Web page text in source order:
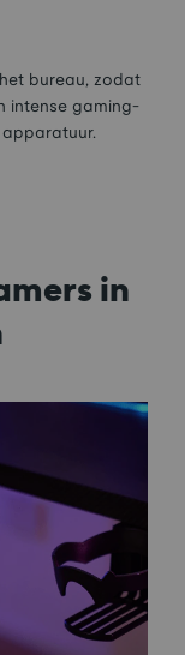
bureau, zodat
intense gaming-
apparatuur.
in